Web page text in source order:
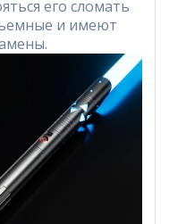
его сломать
и имеют